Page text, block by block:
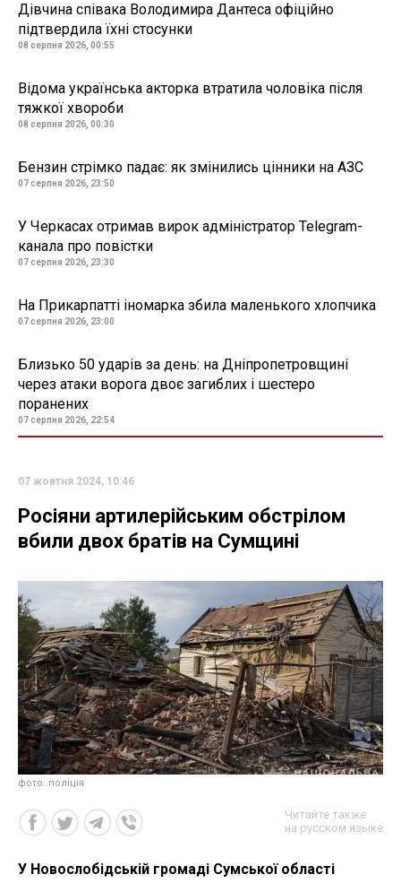
Дівчина співака Володимира Дантеса офіційно
підтвердила їхні стосунки
08 серпня 2026, 00:55
Відома українська акторка втратила чоловіка після
тяжкої хвороби
08 серпня 2026, 00:30
Бензин стрімко падає: як змінились цінники на АЗС
07 серпня 2026, 23:50
У Черкасах отримав вирок адміністратор Telegram-
канала про повістки
07 серпня 2026, 23:30
На Прикарпатті іномарка збила маленького хлопчика
07 серпня 2026, 23:00
Близько 50 ударів за день: на Дніпропетровщині
через атаки ворога двоє загиблих і шестеро
поранених
07 серпня 2026, 22:54
07 жовтня 2024, 10:46
Росіяни артилерійським обстрілом
вбили двох братів на Сумщині
фото: поліція
Читайте также
на русском языке
У Новослобідській громаді Сумської області